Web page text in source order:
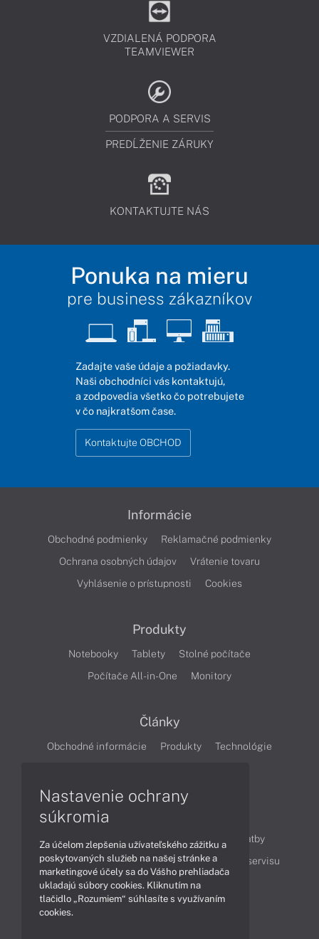
VZDIALENÁ PODPORA
TEAMVIEWER
PODPORA A SERVIS
PREDĹŽENIE ZÁRUKY
KONTAKTUJTE NÁS
Ponuka na mieru
pre business zákazníkov
Zadajte vaše údaje a požiadavky.
Naši obchodníci vás kontaktujú,
a zodpovedia všetko čo potrebujete
v čo najkratšom čase.
Kontaktujte OBCHOD
Informácie
Obchodné podmienky
Reklamačné podmienky
Ochrana osobných údajov
Vrátenie tovaru
Vyhlásenie o prístupnosti
Cookies
Produkty
Notebooky Tablety
Stolné počítače
Počítače All-in-One
Monitory
Články
Obchodné informácie Produkty
Technológie
Ako nakupovať
Možnosti doručenia a platby
Podpora a servis
Servisné služby Cenník servisu
Kontakty
Nastavenie ochrany
súkromia
Za účelom zlepšenia užívateľského zážitku a
poskytovaných služieb na našej stránke a
marketingové účely sa do Vášho prehliadača
ukladajú súbory cookies. Kliknutím na
tlačidlo „Rozumiem“ súhlasíte s využívaním
cookies.